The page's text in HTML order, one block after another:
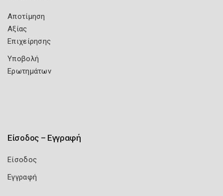
Αποτίμηση
Αξίας
Επιχείρησης
Υποβολή
Ερωτημάτων
Είσοδος – Εγγραφή
Είσοδος
Εγγραφή